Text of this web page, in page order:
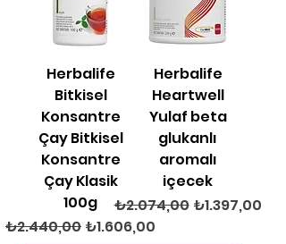
Herbalife
Bitkisel
Konsantre
Çay Bitkisel
Konsantre
Çay Klasik
100g
Normal Fiyat
₺2.440,00 İndirimli Fiyat
₺1.606,00
Herbalife
Heartwell
Yulaf beta
glukanlı
aromalı
içecek
Normal Fiyat
₺2.074,00 İndirimli Fiyat
₺1.397,00